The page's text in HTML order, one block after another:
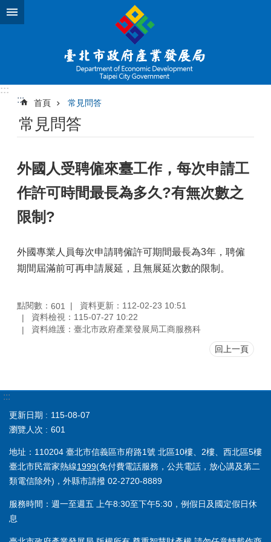
跳到主要內容區塊
:::
:::
首頁 常見問答
常見問答
外國人受聘僱來臺工作，每次申請工
作許可時間最長為多久?有無次數之
限制?
外國專業人員每次申請聘僱許可期間最長為3年，聘僱
期間屆滿前可再申請展延，且無展延次數的限制。
點閱數： 601
資料更新：112-02-23 10:51
資料檢視：115-07-27 10:22
資料維護：臺北市政府產業發展局工商服務科
回上一頁
:::
更新日期
115-08-07
瀏覽人次
601
地址：110204 臺北市信義區市府路1號 北區10樓、2樓、西北區5樓
臺北市民當家熱線1999(免付費電話服務，公共電話，放心講及第二
類電信除外)，外縣市請撥 02-2720-8889
服務時間：週一至週五 上午8:30至下午5:30，例假日及國定假日休
息